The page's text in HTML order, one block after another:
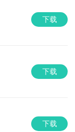
下载
下载
下载